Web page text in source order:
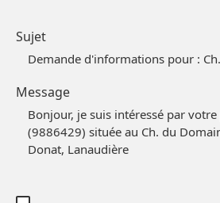
Sujet
Message